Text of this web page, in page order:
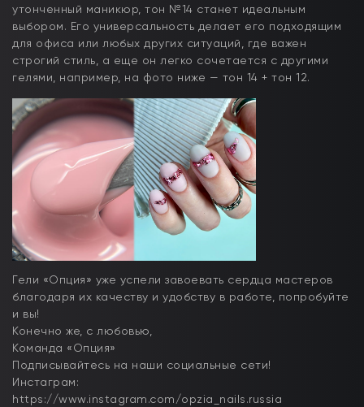
утонченный маникюр, тон №14 станет идеальным
выбором. Его универсальность делает его подходящим
для офиса или любых других ситуаций, где важен
строгий стиль, а еще он легко сочетается с другими
гелями, например, на фото ниже — тон 14 + тон 12.
Гели «Опция» уже успели завоевать сердца мастеров
благодаря их качеству и удобству в работе, попробуйте
и вы!
Конечно же, с любовью,
Команда «Опция»
Подписывайтесь на наши социальные сети!
Инстаграм:
https://www.instagram.com/opzia_nails.russia